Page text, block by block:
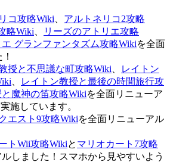
コ攻略Wiki
アルトネリコ2攻略
略Wiki
リーズのアトリエ攻略
グランファンタズム攻略Wikiを全面
授と不思議な町攻略Wiki
レイトン
レイトン教授と最後の時間旅行攻
魔神の笛攻略Wikiを全面リニューア
施しています。
エスト9攻略Wikiを全面リニューアル
トWii攻略Wikiと マリオカート7攻略
しました！スマホから見やすいよう